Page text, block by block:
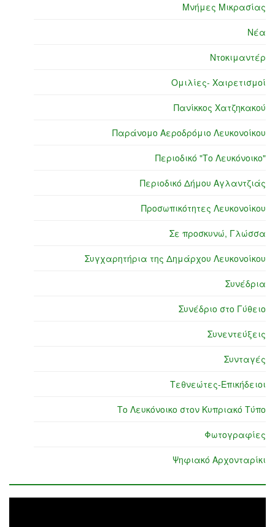
Μνήμες Μικρασίας
Νέα
Ντοκιμαντέρ
Ομιλίες- Χαιρετισμοί
Πανίκκος Χατζηκακού
Παράνομο Αεροδρόμιο Λευκονοίκου
Περιοδικό "Το Λευκόνοικο"
Περιοδικό Δήμου Αγλαντζιάς
Προσωπικότητες Λευκονοίκου
Σε προσκυνώ, Γλώσσα
Συγχαρητήρια της Δημάρχου Λευκονοίκου
Συνέδρια
Συνέδριο στο Γύθειο
Συνεντεύξεις
Συνταγές
Τεθνεώτες-Επικήδειοι
Το Λευκόνοικο στον Κυπριακό Τύπο
Φωτογραφίες
Ψηφιακό Αρχονταρίκι